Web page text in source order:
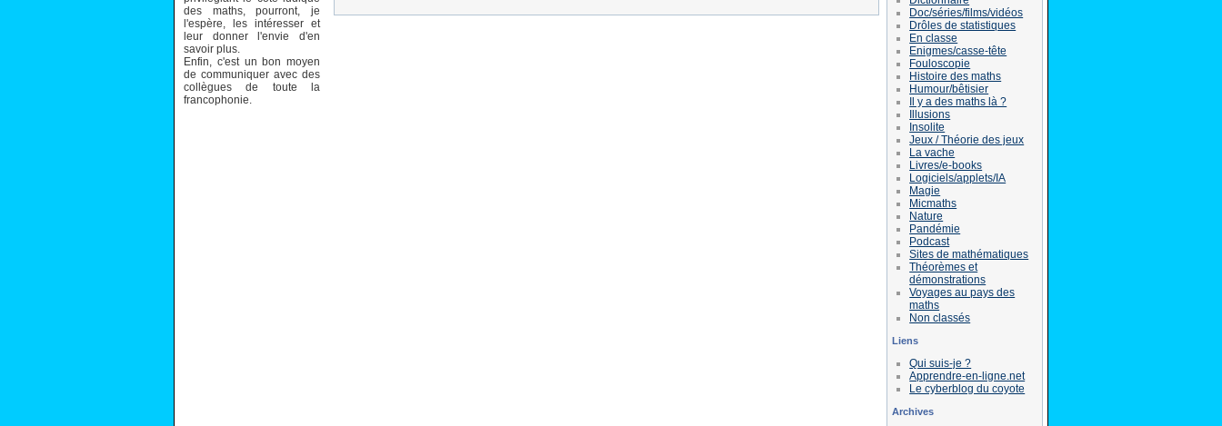
des maths, pourront, je
l'espère, les intéresser et
leur donner l'envie d'en
savoir plus.
Enfin, c'est un bon moyen
de communiquer avec des
collègues de toute la
francophonie.
Doc/séries/films/vidéos
Drôles de statistiques
En classe
Enigmes/casse-tête
Fouloscopie
Histoire des maths
Humour/bêtisier
Il y a des maths là ?
Illusions
Insolite
Jeux / Théorie des jeux
La vache
Livres/e-books
Logiciels/applets/IA
Magie
Micmaths
Nature
Pandémie
Podcast
Sites de mathématiques
Théorèmes et
démonstrations
Voyages au pays des
maths
Non classés
Liens
Qui suis-je ?
Apprendre-en-ligne.net
Le cyberblog du coyote
Archives